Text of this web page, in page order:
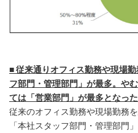
■ 従来通りオフィス勤務や現場
フ部門・管理部門」が最多。や
ては「営業部門」が最多となった
従来のオフィス勤務や現場勤務
「本社スタッフ部門・管理部門